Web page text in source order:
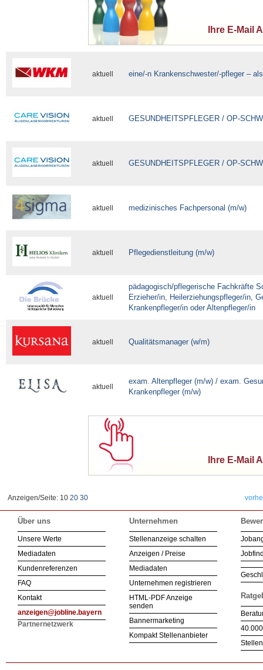
Ihre E-Mail
aktuell eine/-n Krankenschwester/-pfleger –
aktuell GESUNDHEITSPFLEGER / OP-
aktuell GESUNDHEITSPFLEGER / OP-
aktuell medizinisches Fachpersonal (m/w)
aktuell Pflegedienstleitung (m/w)
aktuell
pädagogisch/pflegerische Fachkräfte
Erzieher/in, Heilerziehungspfleger/in,
Krankenpfleger/in oder Altenpfleger/in
aktuell Qualitätsmanager (w/m)
aktuell
exam. Altenpfleger (m/w) / exam.
Krankenpfleger (m/w)
Ihre E-Mail
Anzeigen/Seite: 10 20 30
Über uns
Unsere Werte
Mediadaten
Kundenreferenzen
FAQ
Kontakt
anzeigen@jobline.bayern
Partnernetzwerk
Unternehmen
Stellenanzeige schalten
Anzeigen / Preise
Mediadaten
Unternehmen registrieren
HTML-PDF Anzeige
senden
Bannermarketing
Kompakt Stellenanbieter